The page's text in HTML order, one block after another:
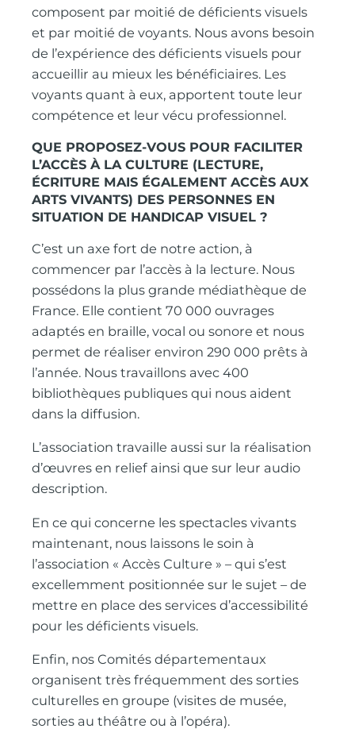
composent par moitié de déficients visuels
et par moitié de voyants. Nous avons besoin
de l’expérience des déficients visuels pour
accueillir au mieux les bénéficiaires. Les
voyants quant à eux, apportent toute leur
compétence et leur vécu professionnel.
QUE PROPOSEZ-VOUS POUR FACILITER
L’ACCÈS À LA CULTURE (LECTURE,
ÉCRITURE MAIS ÉGALEMENT ACCÈS AUX
ARTS VIVANTS) DES PERSONNES EN
SITUATION DE HANDICAP VISUEL ?
C’est un axe fort de notre action, à
commencer par l’accès à la lecture. Nous
possédons la plus grande médiathèque de
France. Elle contient 70 000 ouvrages
adaptés en braille, vocal ou sonore et nous
permet de réaliser environ 290 000 prêts à
l’année. Nous travaillons avec 400
bibliothèques publiques qui nous aident
dans la diffusion.
L’association travaille aussi sur la réalisation
d’œuvres en relief ainsi que sur leur audio
description.
En ce qui concerne les spectacles vivants
maintenant, nous laissons le soin à
l’association « Accès Culture » – qui s’est
excellemment positionnée sur le sujet – de
mettre en place des services d’accessibilité
pour les déficients visuels.
Enfin, nos Comités départementaux
organisent très fréquemment des sorties
culturelles en groupe (visites de musée,
sorties au théâtre ou à l’opéra).